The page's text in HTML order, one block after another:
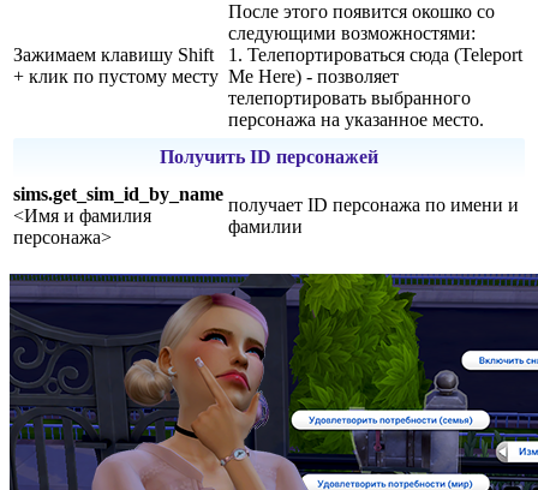
Зажимаем клавишу Shift
+ клик по пустому месту
После этого появится окошко со
следующими возможностями:
1. Телепортироваться сюда (Teleport
Me Here) - позволяет
телепортировать выбранного
персонажа на указанное место.
Получить ID персонажей
sims.get_sim_id_by_name
<Имя и фамилия
персонажа>
получает ID персонажа по имени и
фамилии